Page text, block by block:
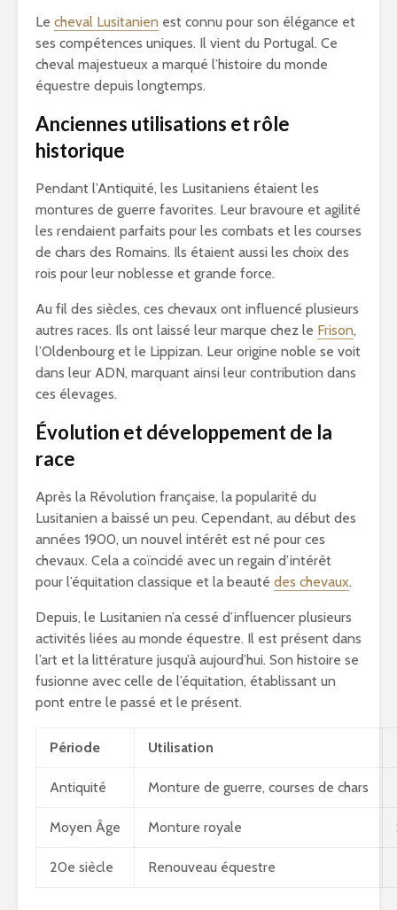
Le cheval Lusitanien est connu pour son élégance et
ses compétences uniques. Il vient du Portugal. Ce
cheval majestueux a marqué l’histoire du monde
équestre depuis longtemps.
Anciennes utilisations et rôle
historique
Pendant l’Antiquité, les Lusitaniens étaient les
montures de guerre favorites. Leur bravoure et agilité
les rendaient parfaits pour les combats et les courses
de chars des Romains. Ils étaient aussi les choix des
rois pour leur noblesse et grande force.
Au fil des siècles, ces chevaux ont influencé plusieurs
autres races. Ils ont laissé leur marque chez le Frison,
l’Oldenbourg et le Lippizan. Leur origine noble se voit
dans leur ADN, marquant ainsi leur contribution dans
ces élevages.
Évolution et développement de la
race
Après la Révolution française, la popularité du
Lusitanien a baissé un peu. Cependant, au début des
années 1900, un nouvel intérêt est né pour ces
chevaux. Cela a coïncidé avec un regain d’intérêt
pour l’équitation classique et la beauté des chevaux.
Depuis, le Lusitanien n’a cessé d’influencer plusieurs
activités liées au monde équestre. Il est présent dans
l’art et la littérature jusqu’à aujourd’hui. Son histoire se
fusionne avec celle de l’équitation, établissant un
pont entre le passé et le présent.
Période Utilisation
Antiquité Monture de guerre, courses de chars
Moyen Âge Monture royale
20e siècle Renouveau équestre